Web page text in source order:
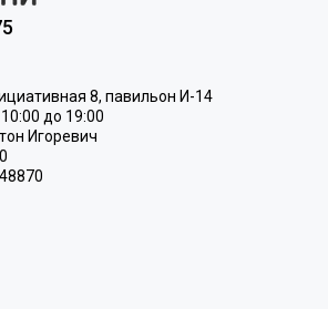
8, павильон И-14
до 19:00
Игоревич